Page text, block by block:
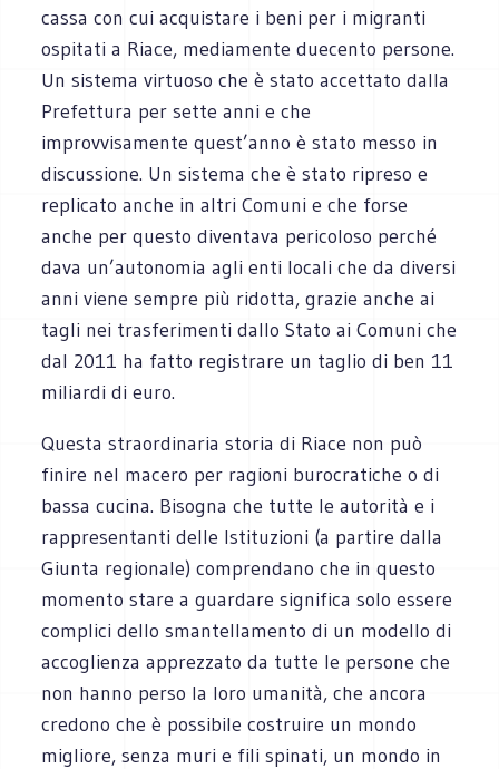
cassa con cui acquistare i beni per i migranti
ospitati a Riace, mediamente duecento persone.
Un sistema virtuoso che è stato accettato dalla
Prefettura per sette anni e che
improvvisamente quest’anno è stato messo in
discussione. Un sistema che è stato ripreso e
replicato anche in altri Comuni e che forse
anche per questo diventava pericoloso perché
dava un’autonomia agli enti locali che da diversi
anni viene sempre più ridotta, grazie anche ai
tagli nei trasferimenti dallo Stato ai Comuni che
dal 2011 ha fatto registrare un taglio di ben 11
miliardi di euro.
Questa straordinaria storia di Riace non può
finire nel macero per ragioni burocratiche o di
bassa cucina. Bisogna che tutte le autorità e i
rappresentanti delle Istituzioni (a partire dalla
Giunta regionale) comprendano che in questo
momento stare a guardare significa solo essere
complici dello smantellamento di un modello di
accoglienza apprezzato da tutte le persone che
non hanno perso la loro umanità, che ancora
credono che è possibile costruire un mondo
migliore, senza muri e fili spinati, un mondo in